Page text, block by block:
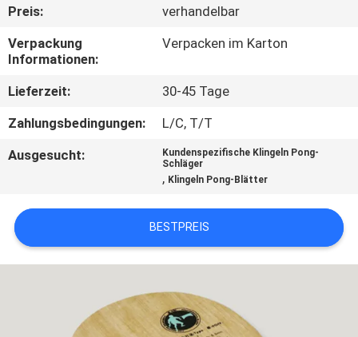
QUALITÄTSKONTROLLE
KONTAKT
MIT
UNS
BITTE
EIN
ANGEBOT
Preis:
verhandelbar
Verpackung
Informationen:
Verpacken im Karton
Lieferzeit:
30-45 Tage
Zahlungsbedingungen:
L/C, T/T
Ausgesucht:
Kundenspezifische Klingeln Pong-
Schläger
, Klingeln Pong-Blätter
BESTPREIS